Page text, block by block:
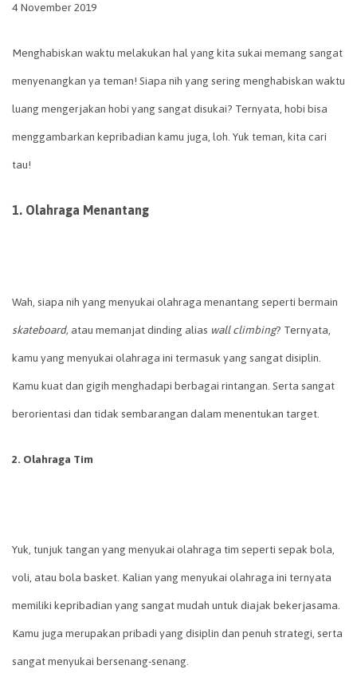
4 November 2019
Menghabiskan waktu melakukan hal yang kita sukai memang sangat
menyenangkan ya teman! Siapa nih yang sering menghabiskan waktu
luang mengerjakan hobi yang sangat disukai? Ternyata, hobi bisa
menggambarkan kepribadian kamu juga, loh. Yuk teman, kita cari
tau!
1. Olahraga Menantang
Wah, siapa nih yang menyukai olahraga menantang seperti bermain
skateboard, atau memanjat dinding alias wall climbing? Ternyata,
kamu yang menyukai olahraga ini termasuk yang sangat disiplin.
Kamu kuat dan gigih menghadapi berbagai rintangan. Serta sangat
berorientasi dan tidak sembarangan dalam menentukan target.
2. Olahraga Tim
Yuk, tunjuk tangan yang menyukai olahraga tim seperti sepak bola,
voli, atau bola basket. Kalian yang menyukai olahraga ini ternyata
memiliki kepribadian yang sangat mudah untuk diajak bekerjasama.
Kamu juga merupakan pribadi yang disiplin dan penuh strategi, serta
sangat menyukai bersenang-senang.